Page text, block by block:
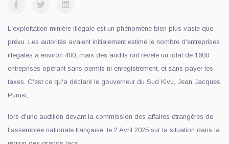
L'exploitation minière illégale est un phénomène bien plus vaste que
prévu. Les autorités avaient initialement estimé le nombre d'entreprises
illégales à environ 400, mais des audits ont révélé un total de 1600
entreprises opérant sans permis ni enregistrement, et sans payer les
taxes. C'est ce qu'a déclaré le gouverneur du Sud Kivu, Jean Jacques
Purusi,
lors d'une audition devant la commission des affaires étrangères de
l'assemblée nationale française, le 2 Avril 2025 sur la situation dans la